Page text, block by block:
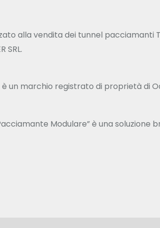
alla vendita dei tunnel pacciamanti
SRL.
è un marchio registrato di proprietà di
Modulare” è una soluzione